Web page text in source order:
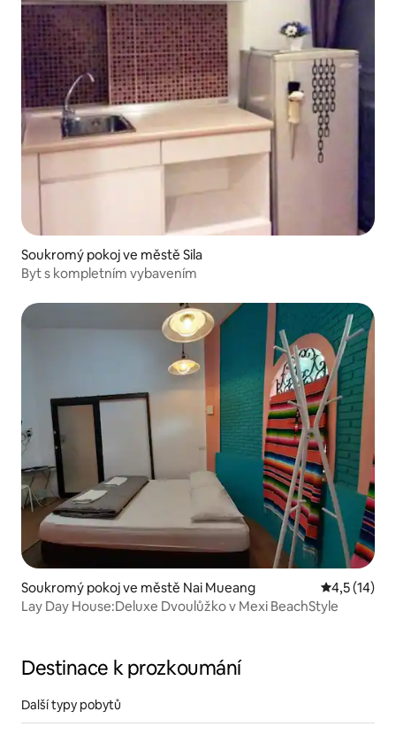
Soukromý pokoj ve městě Sila
Byt s kompletním vybavením
Soukromý pokoj ve městě Nai Mueang Průměrné
4,5 (14)
Lay Day House:Deluxe Dvoulůžko v Mexi BeachStyle
Destinace k prozkoumání
Další typy pobytů